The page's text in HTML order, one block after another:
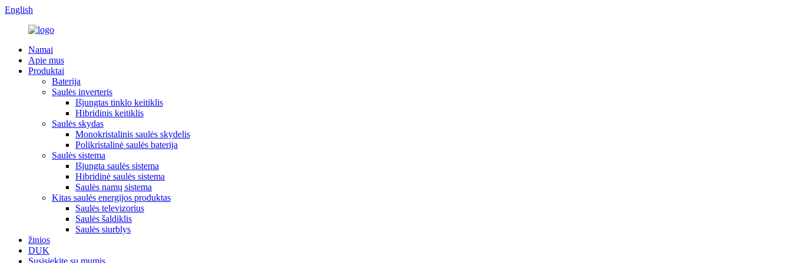
English
Namai
Apie mus
Produktai
Baterija
Saulės inverteris
Išjungtas tinklo keitiklis
Hibridinis keitiklis
Saulės skydas
Monokristalinis saulės skydelis
Polikristalinė saulės baterija
Saulės sistema
Išjungta saulės sistema
Hibridinė saulės sistema
Saulės namų sistema
Kitas saulės energijos produktas
Saulės televizorius
Saulės šaldiklis
Saulės siurblys
žinios
DUK
Susisiekite su mumis